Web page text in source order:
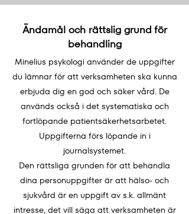
Ändamål och rättslig grund för
behandling
Minelius psykologi använder de uppgifter
du lämnar för att verksamheten ska kunna
erbjuda dig en god och säker vård. De
används också i det systematiska och
fortlöpande patientsäkerhetsarbetet.
Uppgifterna förs löpande in i
journalsystemet.
Den rättsliga grunden för att behandla
dina personuppgifter är att hälso- och
sjukvård är en uppgift av s.k. allmänt
intresse, det vill säga att verksamheten är